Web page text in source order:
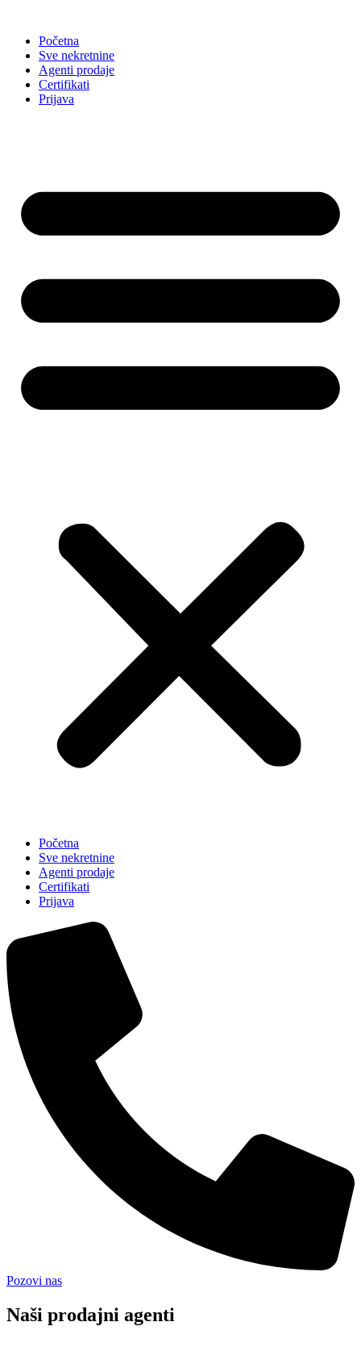
contentPočetna
Sve nekretnine
Agenti prodaje
Certifikati
Prijava
Početna
Sve nekretnine
Agenti prodaje
Certifikati
Prijava
Pozovi nas
Naši prodajni agenti